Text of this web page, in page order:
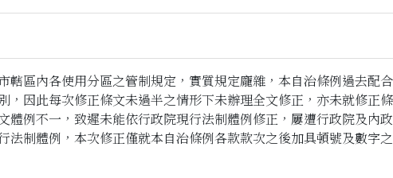
轄區內各使用分區之管制規定，實質規定龐雜，本自治條例過去配
，因此每次修正條文未過半之情形下未辦理全文修正，亦未就修正
體例不一，致遲未能依行政院現行法制體例修正，屢遭行政院及內
法制體例，本次修正僅就本自治條例各款款次之後加具頓號及數字